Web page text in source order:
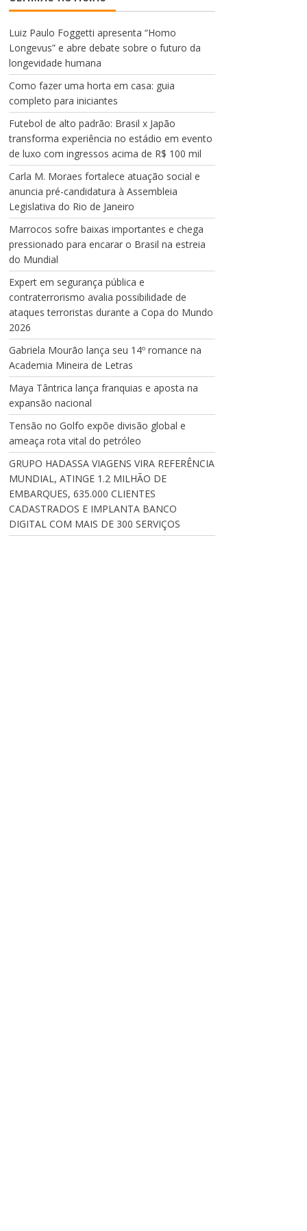
í
d
e
o
Luiz Paulo Foggetti apresenta “Homo
Longevus” e abre debate sobre o futuro da
longevidade humana
Como fazer uma horta em casa: guia
completo para iniciantes
Futebol de alto padrão: Brasil x Japão
transforma experiência no estádio em evento
de luxo com ingressos acima de R$ 100 mil
Carla M. Moraes fortalece atuação social e
anuncia pré-candidatura à Assembleia
Legislativa do Rio de Janeiro
Marrocos sofre baixas importantes e chega
pressionado para encarar o Brasil na estreia
do Mundial
Expert em segurança pública e
contraterrorismo avalia possibilidade de
ataques terroristas durante a Copa do Mundo
2026
Gabriela Mourão lança seu 14º romance na
Academia Mineira de Letras
Maya Tântrica lança franquias e aposta na
expansão nacional
Tensão no Golfo expõe divisão global e
ameaça rota vital do petróleo
GRUPO HADASSA VIAGENS VIRA REFERÊNCIA
MUNDIAL, ATINGE 1.2 MILHÃO DE
EMBARQUES, 635.000 CLIENTES
CADASTRADOS E IMPLANTA BANCO
DIGITAL COM MAIS DE 300 SERVIÇOS